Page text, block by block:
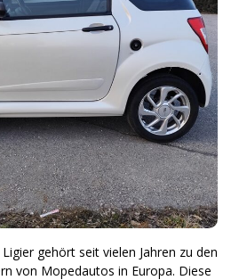
gehört seit vielen Jahren zu den
von Mopedautos in Europa. Diese